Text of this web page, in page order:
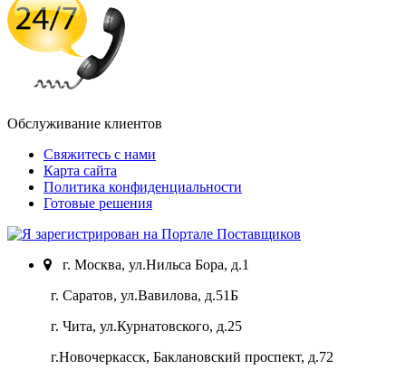
Обслуживание клиентов
Свяжитесь с нами
Карта сайта
Политика конфиденциальности
Готовые решения
г. Москва, ул.Нильса Бора, д.1
г. Саратов, ул.Вавилова, д.51Б
г. Чита, ул.Курнатовского, д.25
г.Новочеркасск, Баклановский проспект, д.72